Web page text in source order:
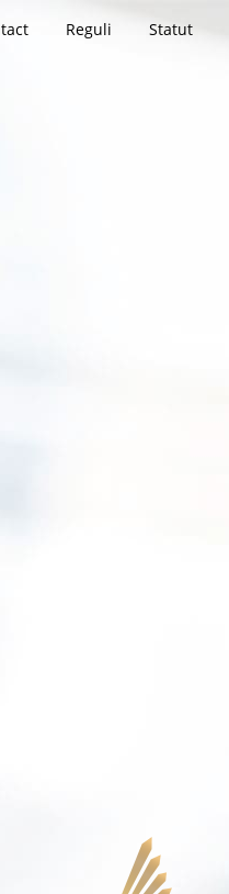
Reguli Statut